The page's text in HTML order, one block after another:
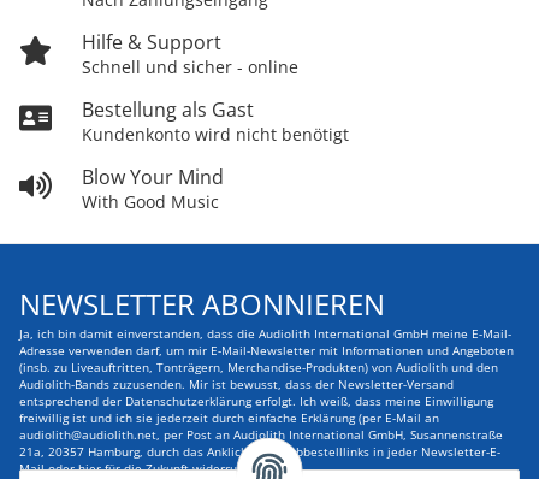
Hilfe & Support
Schnell und sicher - online
Bestellung als Gast
Kundenkonto wird nicht benötigt
Blow Your Mind
With Good Music
NEWSLETTER ABONNIEREN
Ja, ich bin damit einverstanden, dass die Audiolith International GmbH meine E-Mail-
Adresse verwenden darf, um mir E-Mail-Newsletter mit Informationen und Angeboten
(insb. zu Liveauftritten, Tonträgern, Merchandise-Produkten) von Audiolith und den
Audiolith-Bands zuzusenden. Mir ist bewusst, dass der Newsletter-Versand
entsprechend der Datenschutzerklärung erfolgt. Ich weiß, dass meine Einwilligung
freiwillig ist und ich sie jederzeit durch einfache Erklärung (per E-Mail an
audiolith@audiolith.net, per Post an Audiolith International GmbH, Susannenstraße
21a, 20357 Hamburg, durch das Anklicken des Abbestelllinks in jeder Newsletter-E-
Mail oder hier für die Zukunft widerrufen kann.